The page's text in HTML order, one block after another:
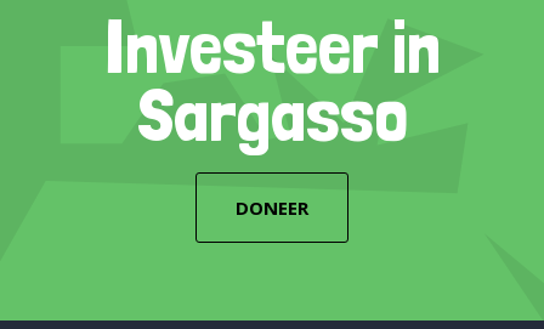
Investeer in
Sargasso
DONEER